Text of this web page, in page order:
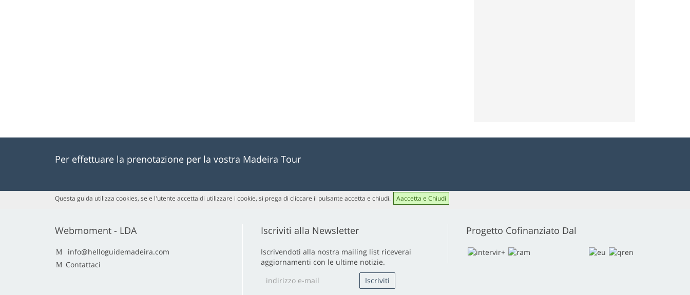
Per effettuare la prenotazione per la vostra Madeira Tour
Questa guida utilizza cookies, se e l'utente accetta di utilizzare i cookie, si prega di cliccare il pulsante accetta e chiudi. Aaccetta e Chiudi
Webmoment - LDA
info@helloguidemadeira.com
Contattaci
Iscriviti alla Newsletter
Iscrivendoti alla nostra mailing list riceverai
aggiornamenti con le ultime notizie.
Progetto Cofinanziato Dal